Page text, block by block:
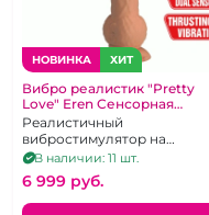
НОВИНКА ХИТ
Вибро реалистик "Pretty
Love" Eren Cенсорная
технология
Реалистичный
вибростимулятор на
присоске с 5 режимами
вибрации и сенсорным
управлением
поступательных движений
В наличии: 11 шт.
6 999 pуб.